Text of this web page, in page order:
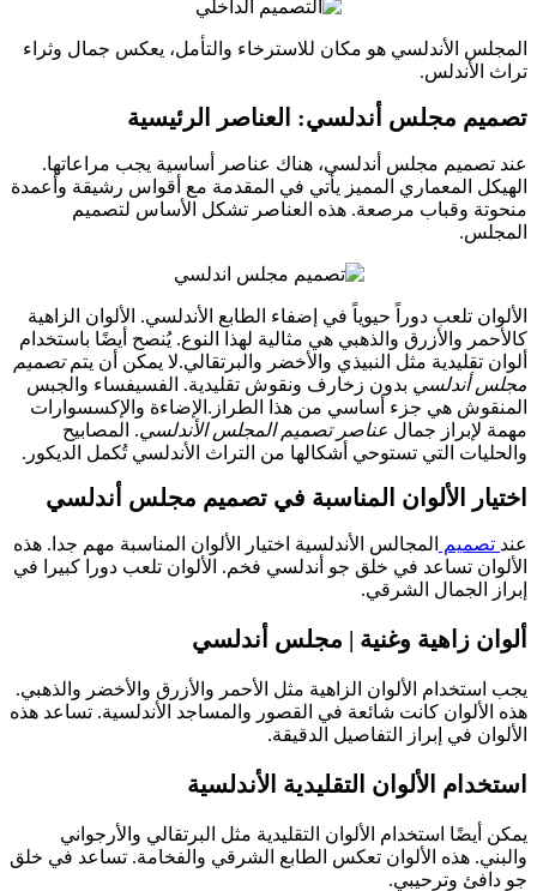
الأندلسي هو مكان للاسترخاء والتأمل، يعكس جمال وثراء
مجلس أندلسي: العناصر الرئيسية
مجلس أندلسي، هناك عناصر أساسية يجب مراعاتها.
المعماري المميز يأتي في المقدمة مع أقواس رشيقة وأعمدة
وقباب مرصعة. هذه العناصر تشكل الأساس لتصميم
تلعب دوراً حيوياً في إضفاء الطابع الأندلسي. الألوان الزاهية
والأزرق والذهبي هي مثالية لهذا النوع. يُنصح أيضًا باستخدام
تقليدية مثل النبيذي والأخضر والبرتقالي.لا يمكن أن يتم تصميم
أندلسيبدون زخارف ونقوش تقليدية. الفسيفساء والجبس
هي جزء أساسي من هذا الطراز.الإضاءة والإكسسوارات
جمال عناصر تصميم المجلس الأندلسي. المصابيح
التي تستوحي أشكالها من التراث الأندلسي تُكمل الديكور.
الألوان المناسبة في تصميم مجلس أندلسي
المجالس الأندلسية اختيار الألوان المناسبة مهم جدا. هذه
تساعد في خلق جو أندلسي فخم. الألوان تلعب دورا كبيرا في
الجمال الشرقي.
زاهية وغنية| مجلس أندلسي
الألوان الزاهية مثل الأحمر والأزرق والأخضر والذهبي.
كانت شائعة في القصور والمساجد الأندلسية. تساعد هذه
في إبراز التفاصيل الدقيقة.
الألوان التقليدية الأندلسية
استخدام الألوان التقليدية مثل البرتقالي والأرجواني
هذه الألوان تعكس الطابع الشرقي والفخامة. تساعد في خلق
وترحيبي.